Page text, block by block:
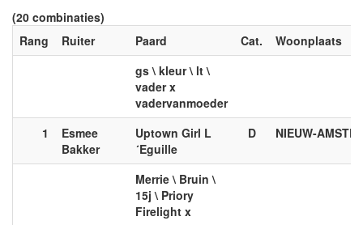
(20 combinaties)
Rang
Ruiter Paard Cat.
Woonplaats
gs \ kleur \ lt \
vader x
vadervanmoeder
1
Esmee
Bakker
Uptown Girl L
´Eguille
D NIEUW-
Merrie \ Bruin \
15j \ Priory
Firelight x